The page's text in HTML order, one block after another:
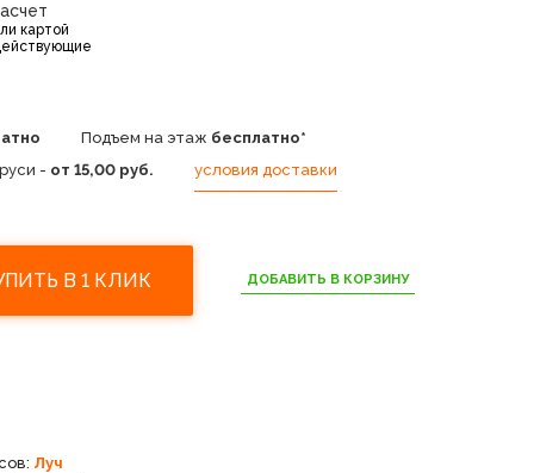
картой
Подъем на этаж бесплатно*
- от 15,00 руб. условия доставки
В 1 КЛИК ДОБАВИТЬ В КОРЗИНУ
Луч